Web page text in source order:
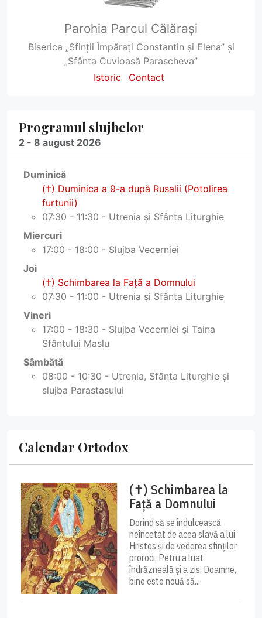
Parohia Parcul Călărași
Biserica „Sfinții Împărați Constantin și Elena” și
„Sfânta Cuvioasă Parascheva”
Istoric
Contact
Programul slujbelor
2 - 8 august 2026
Duminică
(†) Duminica a 9-a după Rusalii (Potolirea
furtunii)
07:30 - 11:30 - Utrenia și Sfânta Liturghie
Miercuri
17:00 - 18:00 - Slujba Vecerniei
Joi
(†) Schimbarea la Faţă a Domnului
07:30 - 11:00 - Utrenia și Sfânta Liturghie
Vineri
17:00 - 18:30 - Slujba Vecerniei și Taina
Sfântului Maslu
Sâmbătă
08:00 - 10:30 - Utrenia, Sfânta Liturghie și
slujba Parastasului
Calendar Ortodox
(✝) Schimbarea la
Față a Domnului
Dorind să se îndulcească
neîncetat de acea slavă a lui
Hristos și de vederea sfinților
proroci, Petru a luat
îndrăzneală și a zis: Doamne,
bine este nouă să...